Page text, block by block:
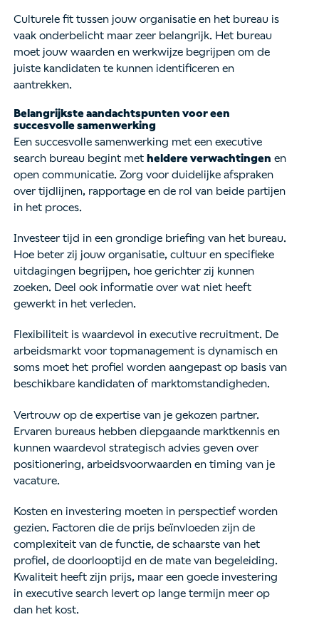
Culturele fit tussen jouw organisatie en het bureau is
vaak onderbelicht maar zeer belangrijk. Het bureau
moet jouw waarden en werkwijze begrijpen om de
juiste kandidaten te kunnen identificeren en
aantrekken.
Belangrijkste aandachtspunten voor een
succesvolle samenwerking
Een succesvolle samenwerking met een executive
search bureau begint metheldere verwachtingen en
open communicatie. Zorg voor duidelijke afspraken
over tijdlijnen, rapportage en de rol van beide partijen
in het proces.
Investeer tijd in een grondige briefing van het bureau.
Hoe beter zij jouw organisatie, cultuur en specifieke
uitdagingen begrijpen, hoe gerichter zij kunnen
zoeken. Deel ook informatie over wat niet heeft
gewerkt in het verleden.
Flexibiliteit is waardevol in executive recruitment. De
arbeidsmarkt voor topmanagement is dynamisch en
soms moet het profiel worden aangepast op basis van
beschikbare kandidaten of marktomstandigheden.
Vertrouw op de expertise van je gekozen partner.
Ervaren bureaus hebben diepgaande marktkennis en
kunnen waardevol strategisch advies geven over
positionering, arbeidsvoorwaarden en timing van je
vacature.
Kosten en investering moeten in perspectief worden
gezien. Factoren die de prijs beïnvloeden zijn de
complexiteit van de functie, de schaarste van het
profiel, de doorlooptijd en de mate van begeleiding.
Kwaliteit heeft zijn prijs, maar een goede investering
in executive search levert op lange termijn meer op
dan het kost.